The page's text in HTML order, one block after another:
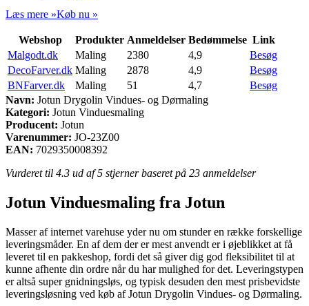
Læs mere »Køb nu »
Webshop Produkter Anmeldelser Bedømmelse Link
Malgodt.dk
Maling 2380 4,9
Besøg
DecoFarver.dk Maling 2878 4,9
Besøg
BNFarver.dk
Maling 51 4,7
Besøg
Navn: Jotun Drygolin Vindues- og Dørmaling
Kategori: Jotun Vinduesmaling
Producent: Jotun
Varenummer: JO-23Z00
EAN: 7029350008392
Vurderet til 4.3 ud af 5 stjerner baseret på 23 anmeldelser
Jotun Vinduesmaling fra Jotun
Masser af internet varehuse yder nu om stunder en række forskellige
leveringsmåder. En af dem der er mest anvendt er i øjeblikket at få
leveret til en pakkeshop, fordi det så giver dig god fleksibilitet til at
kunne afhente din ordre når du har mulighed for det. Leveringstypen
er altså super gnidningsløs, og typisk desuden den mest prisbevidste
leveringsløsning ved køb af Jotun Drygolin Vindues- og Dørmaling.